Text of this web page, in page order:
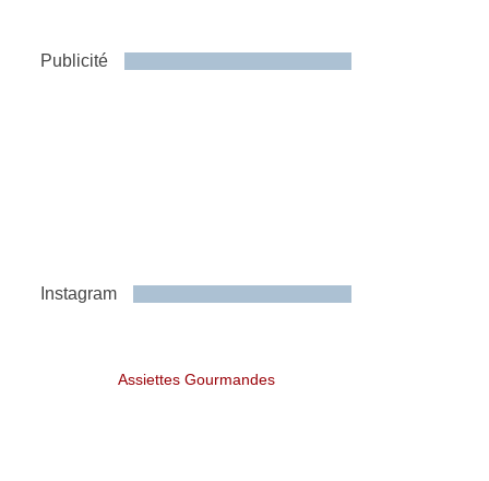
Publicité
Instagram
Assiettes Gourmandes